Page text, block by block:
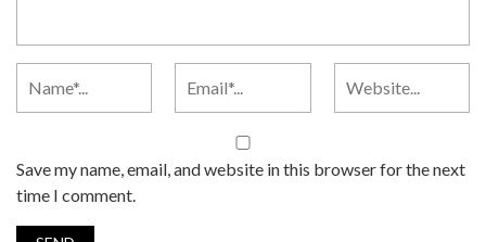
Save my name, email, and website in this browser for the next
time I comment.